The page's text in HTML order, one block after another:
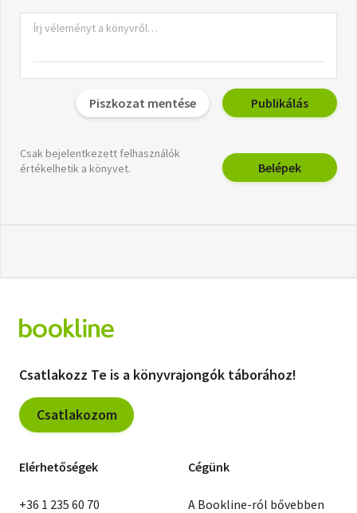
Piszkozat mentése Publikálás
Csak bejelentkezett felhasználók
értékelhetik a könyvet.
Belépek
Csatlakozz Te is a könyvrajongók táborához!
Csatlakozom
Elérhetőségek
+36 1 235 60 70
Cégünk
A Bookline-ról bővebben